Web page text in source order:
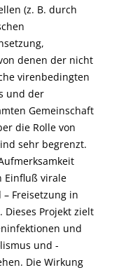
(z. B. durch
denen der nicht
virenbedingten
und der
Gemeinschaft
die Rolle von
sehr begrenzt.
Einfluß virale
Freisetzung in
Projekt zielt
und
und -
Die Wirkung